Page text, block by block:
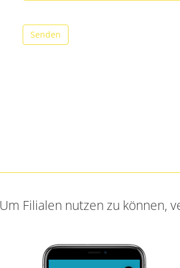
Senden
Um Filialen nutzen zu können,